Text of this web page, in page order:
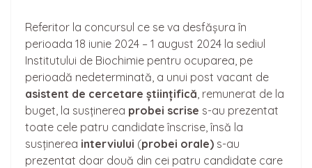
Referitor la concursul ce se va desfășura în
perioada 18 iunie 2024 – 1 august 2024 la sediul
Institutului de Biochimie pentru ocuparea, pe
perioadă nedeterminată, a unui post vacant de
asistent de cercetare științifică, remunerat de la
buget, la susținerea probei scrise s-au prezentat
toate cele patru candidate înscrise, însă la
susținerea interviului (probei orale) s-au
prezentat doar două din cei patru candidate care